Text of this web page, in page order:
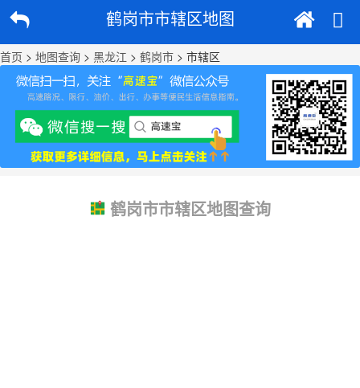
鹤岗市市辖区地图
首页 > 地图查询 > 黑龙江 > 鹤岗市 > 市辖区
鹤岗市市辖区地图查询